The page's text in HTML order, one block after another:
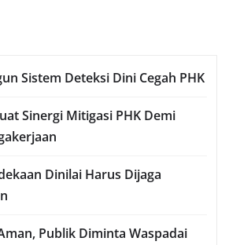
Sistem Deteksi Dini Cegah PHK
Sinergi Mitigasi PHK Demi
Dinilai Harus Dijaga
Publik Diminta Waspadai